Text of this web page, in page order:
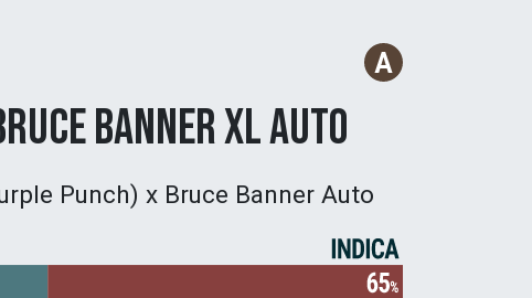
Banner XL Auto
Punch) x Bruce Banner Auto